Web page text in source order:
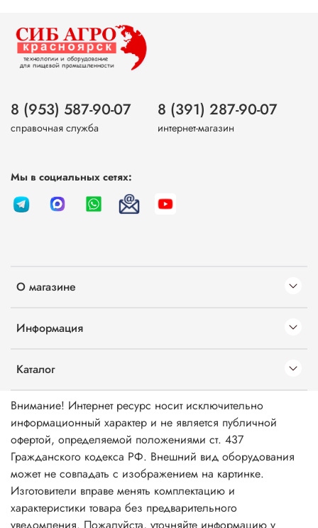
О магазине
Информация
Каталог
8 (953) 587-90-07
справочная служба
8 (391) 287-90-07
интернет-магазин
Мы в социальных сетях:
Внимание! Интернет ресурс носит исключительно
информационный характер и не является публичной
офертой, определяемой положениями ст. 437
Гражданского кодекса РФ. Внешний вид оборудования
может не совпадать с изображением на картинке.
Изготовители вправе менять комплектацию и
характеристики товара без предварительного
уведомления. Пожалуйста, уточняйте информацию у